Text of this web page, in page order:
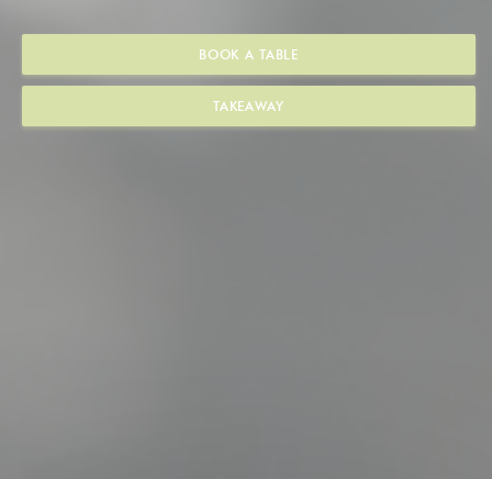
BOOK A TABLE
TAKEAWAY